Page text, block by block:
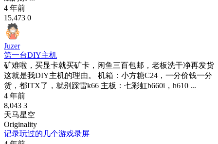
4 年前
15,473 0
Juzer
第一台DIY主机
矿难啦，买显卡就买矿卡，闲鱼三百包邮，老板洗干净再发货
这就是我DIY主机的理由。 机箱：小方糖C24，一分价钱一分
货，都ITX了，就别踩雷k66 主板：七彩虹b660i，h610 ...
4 年前
8,043 3
天马星空
Originality
记录玩过的几个游戏录屏